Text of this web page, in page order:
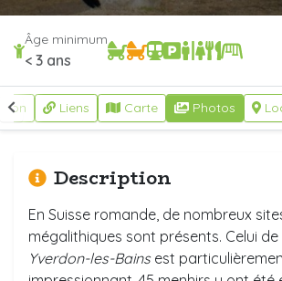
Âge minimum
< 3 ans
Liens Carte Photos
Description
En Suisse romande, de nombreux
mégalithiques sont présents. Celui de
Yverdon-les-Bainsest